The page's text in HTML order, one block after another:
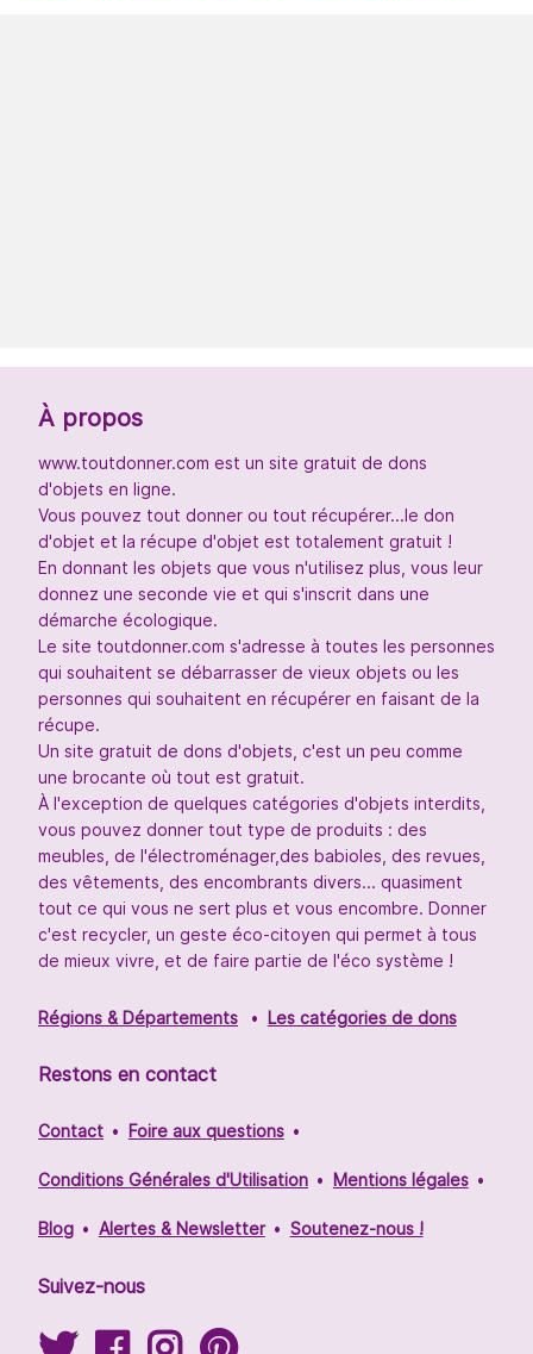
À propos
www.toutdonner.com est un site gratuit de dons
d'objets en ligne.
Vous pouvez tout donner ou tout récupérer...le don
d'objet et la récupe d'objet est totalement gratuit !
En donnant les objets que vous n'utilisez plus, vous leur
donnez une seconde vie et qui s'inscrit dans une
démarche écologique.
Le site toutdonner.com s'adresse à toutes les personnes
qui souhaitent se débarrasser de vieux objets ou les
personnes qui souhaitent en récupérer en faisant de la
récupe.
Un site gratuit de dons d'objets, c'est un peu comme
une brocante où tout est gratuit.
À l'exception de quelques catégories d'objets interdits,
vous pouvez donner tout type de produits : des
meubles, de l'électroménager,des babioles, des revues,
des vêtements, des encombrants divers... quasiment
tout ce qui vous ne sert plus et vous encombre. Donner
c'est recycler, un geste éco-citoyen qui permet à tous
de mieux vivre, et de faire partie de l'éco système !
Régions & Départements Les catégories de dons
Restons en contact
Contact Foire aux questions
Conditions Générales d'Utilisation Mentions légales
Blog Alertes & Newsletter Soutenez-nous !
Suivez-nous